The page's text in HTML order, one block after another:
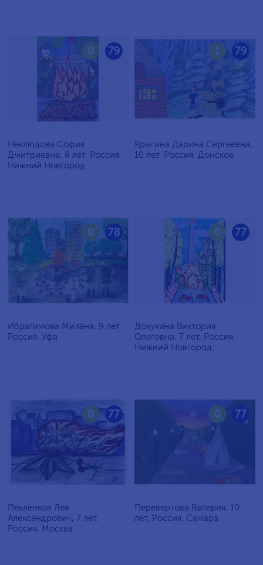
79
0
Неклюдова София
Дмитриевна, 8 лет, Россия,
Нижний Новгород
79
1
Ярыгина Дарина Сергеевна,
10 лет, Россия, Донское
78
0
Ибрагимова Милана, 9 лет,
Россия, Уфа
77
0
Докукина Виктория
Олеговна, 7 лет, Россия,
Нижний Новгород
77
0
Пекленков Лев
Александрович, 7 лет,
Россия, Москва
77
0
Перевертова Валерия, 10
лет, Россия, Самара